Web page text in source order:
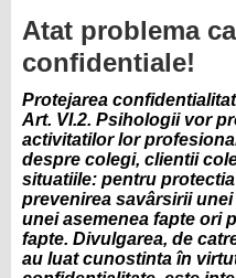
Atat problema
confidentiale!
Protejarea
Art. VI.2. Psihologii vor
activitatilor lor
despre colegi, clientii
situatiile: pentru
prevenirea savârsirii
unei asemenea fapte ori
fapte. Divulgarea, de
au luat cunostinta în